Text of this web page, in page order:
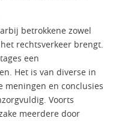
betrokkene zowel
rechtsverkeer brengt.
een
Het is van diverse in
meningen en conclusies
Voorts
meerdere door